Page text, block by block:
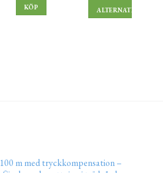
KÖP
ALTERNATIV
m med tryckkompensation –